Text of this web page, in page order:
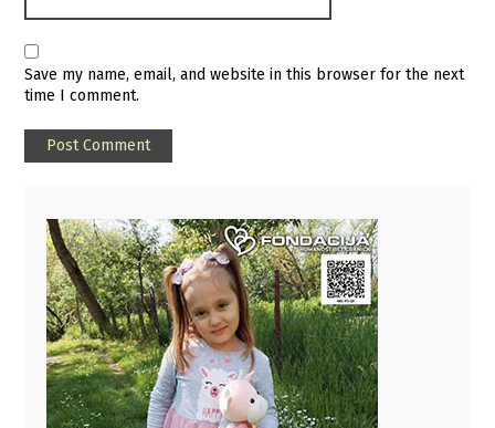
Save my name, email, and website in this browser for the next
time I comment.